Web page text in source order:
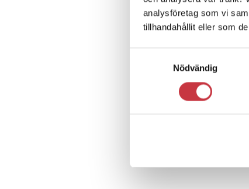
analysföretag som vi
tillhandahållit eller som
Nödvändig